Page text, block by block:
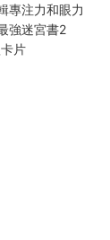
專注力和眼力
強迷宮書2
片